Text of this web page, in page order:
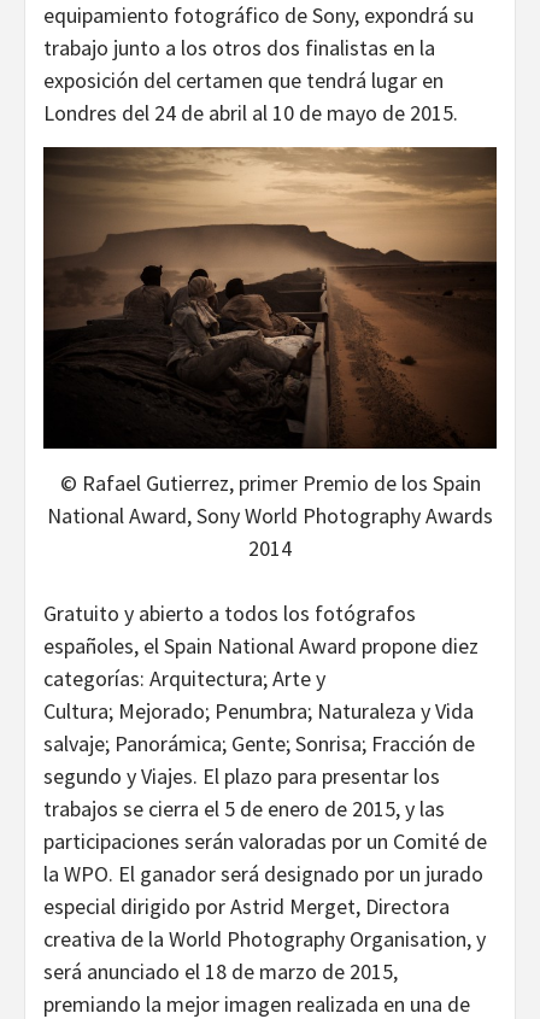
equipamiento fotográfico de Sony, expondrá su
trabajo junto a los otros dos finalistas en la
exposición del certamen que tendrá lugar en
Londres del 24 de abril al 10 de mayo de 2015.
© Rafael Gutierrez, primer Premio de los Spain
National Award, Sony World Photography Awards
2014
Gratuito y abierto a todos los fotógrafos
españoles, el Spain National Award propone diez
categorías: Arquitectura; Arte y
Cultura; Mejorado; Penumbra; Naturaleza y Vida
salvaje; Panorámica; Gente; Sonrisa; Fracción de
segundo y Viajes. El plazo para presentar los
trabajos se cierra el 5 de enero de 2015, y las
participaciones serán valoradas por un Comité de
la WPO. El ganador será designado por un jurado
especial dirigido por Astrid Merget, Directora
creativa de la World Photography Organisation, y
será anunciado el 18 de marzo de 2015,
premiando la mejor imagen realizada en una de